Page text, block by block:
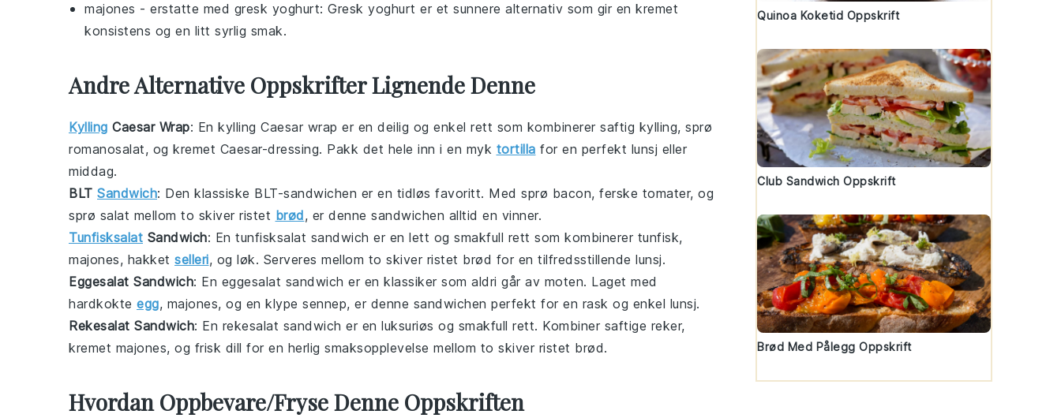
majones - erstatte med gresk yoghurt: Gresk yoghurt er et sunnere alternativ som gir en kremet
konsistens og en litt syrlig smak.
Andre Alternative Oppskrifter Lignende Denne
Kylling Caesar Wrap: En kylling Caesar wrap er en deilig og enkel rett som kombinerer saftig kylling, sprø
romanosalat, og kremet Caesar-dressing. Pakk det hele inn i en myk tortilla for en perfekt lunsj eller
middag.
BLT Sandwich: Den klassiske BLT-sandwichen er en tidløs favoritt. Med sprø bacon, ferske tomater, og
sprø salat mellom to skiver ristet brød, er denne sandwichen alltid en vinner.
Tunfisksalat Sandwich: En tunfisksalat sandwich er en lett og smakfull rett som kombinerer tunfisk,
majones, hakket selleri, og løk. Serveres mellom to skiver ristet brød for en tilfredsstillende lunsj.
Eggesalat Sandwich: En eggesalat sandwich er en klassiker som aldri går av moten. Laget med
hardkokte egg, majones, og en klype sennep, er denne sandwichen perfekt for en rask og enkel lunsj.
Rekesalat Sandwich: En rekesalat sandwich er en luksuriøs og smakfull rett. Kombiner saftige reker,
kremet majones, og frisk dill for en herlig smaksopplevelse mellom to skiver ristet brød.
Hvordan Oppbevare/Fryse Denne Oppskriften
Quinoa Koketid Oppskrift
Club Sandwich Oppskrift
Brød Med Pålegg Oppskrift